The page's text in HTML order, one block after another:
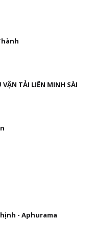
VẬN TẢI LIÊN MINH SÀI
- Aphurama